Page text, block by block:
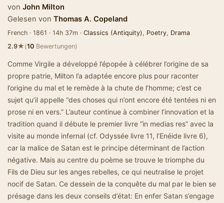
von John Milton
Gelesen von Thomas A. Copeland
French · 1861 · 14h 37m · Classics (Antiquity), Poetry, Drama
2.9★(10 Bewertungen)
Comme Virgile a développé l’épopée à célébrer l’origine de sa
propre patrie, Milton l’a adaptée encore plus pour raconter
l’origine du mal et le remède à la chute de l’homme; c’est ce
sujet qu’il appelle “des choses qui n’ont encore été tentées ni en
prose ni en vers.” L’auteur continue à combiner l’innovation et la
tradition quand il débute le premier livre “in medias res” avec la
visite au monde infernal (cf. Odyssée livre 11, l’Enéide livre 6),
car la malice de Satan est le principe déterminant de l’action
négative. Mais au centre du poème se trouve le triomphe du
Fils de Dieu sur les anges rebelles, ce qui neutralise le projet
nocif de Satan. Ce dessein de la conquête du mal par le bien se
présage dans les deux conseils d’état: En enfer Satan s’engage